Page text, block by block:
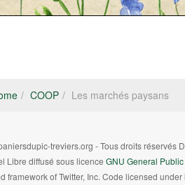
COOP Les marchés paysans
treviers.org - Tous droits réservés
Libre diffusé sous licence GNU General Public
framework of Twitter, Inc. Code licensed under